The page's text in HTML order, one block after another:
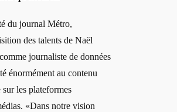
du journal Métro,
des talents de Naël
journaliste de données
énormément au contenu
sur les plateformes
«Dans notre vision